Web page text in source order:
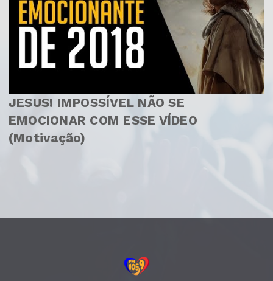
JESUS! IMPOSSÍVEL NÃO SE
EMOCIONAR COM ESSE VÍDEO
(Motivação)